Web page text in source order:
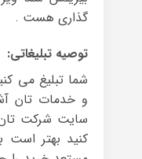
گذاری هست .
توصیه تبلیغاتی:
شما تبلیغ می
و خدمات تان
سایت شرکت تان
کنید بهتر است